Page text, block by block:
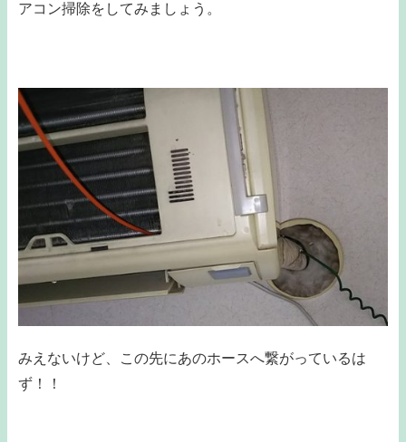
アコン掃除をしてみましょう。
みえないけど、この先にあのホースへ繋がっているは
ず！！